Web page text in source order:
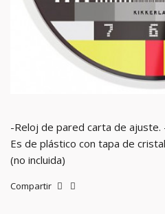
-Reloj de pared carta de
Es de plástico con tapa de
(no incluida)
Compartir